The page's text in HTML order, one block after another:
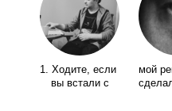
1. Ходите, если
вы встали с
мой